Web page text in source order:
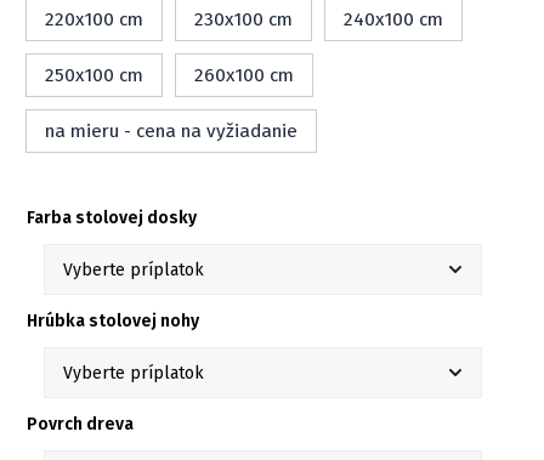
220x100 cm 230x100 cm 240x100 cm
250x100 cm 260x100 cm
na mieru - cena na vyžiadanie
Farba stolovej dosky
Hrúbka stolovej nohy
Povrch dreva